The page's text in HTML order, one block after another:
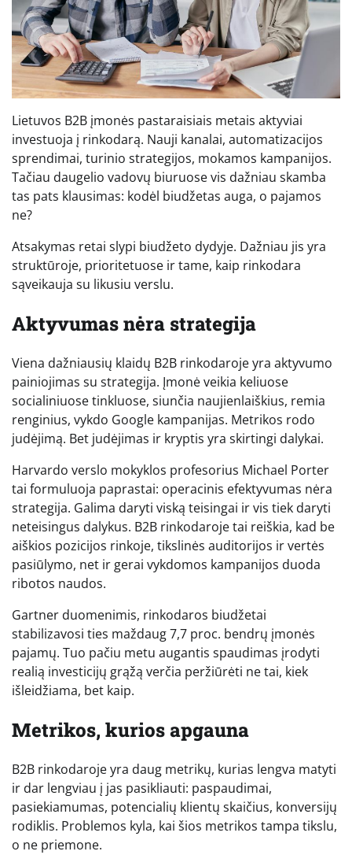
Lietuvos B2B įmonės pastaraisiais metais aktyviai
investuoja į rinkodarą. Nauji kanalai, automatizacijos
sprendimai, turinio strategijos, mokamos kampanijos.
Tačiau daugelio vadovų biuruose vis dažniau skamba
tas pats klausimas: kodėl biudžetas auga, o pajamos
ne?
Atsakymas retai slypi biudžeto dydyje. Dažniau jis yra
struktūroje, prioritetuose ir tame, kaip rinkodara
sąveikauja su likusiu verslu.
Aktyvumas nėra strategija
Viena dažniausių klaidų B2B rinkodaroje yra aktyvumo
painiojimas su strategija. Įmonė veikia keliuose
socialiniuose tinkluose, siunčia naujienlaiškius, remia
renginius, vykdo Google kampanijas. Metrikos rodo
judėjimą. Bet judėjimas ir kryptis yra skirtingi dalykai.
Harvardo verslo mokyklos profesorius Michael Porter
tai formuluoja paprastai: operacinis efektyvumas nėra
strategija. Galima daryti viską teisingai ir vis tiek daryti
neteisingus dalykus. B2B rinkodaroje tai reiškia, kad be
aiškios pozicijos rinkoje, tikslinės auditorijos ir vertės
pasiūlymo, net ir gerai vykdomos kampanijos duoda
ribotos naudos.
Gartner duomenimis, rinkodaros biudžetai
stabilizavosi ties maždaug 7,7 proc. bendrų įmonės
pajamų. Tuo pačiu metu augantis spaudimas įrodyti
realią investicijų grąžą verčia peržiūrėti ne tai, kiek
išleidžiama, bet kaip.
Metrikos, kurios apgauna
B2B rinkodaroje yra daug metrikų, kurias lengva matyti
ir dar lengviau į jas pasikliauti: paspaudimai,
pasiekiamumas, potencialių klientų skaičius, konversijų
rodiklis. Problemos kyla, kai šios metrikos tampa tikslu,
o ne priemone.